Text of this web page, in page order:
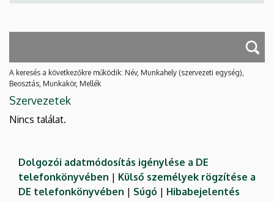
A keresés a következőkre működik: Név, Munkahely (szervezeti egység),
Beosztás, Munkakör, Mellék
Szervezetek
Nincs találat.
Dolgozói adatmódosítás igénylése a DE
telefonkönyvében | Külső személyek rögzítése a
DE telefonkönyvében | Súgó | Hibabejelentés